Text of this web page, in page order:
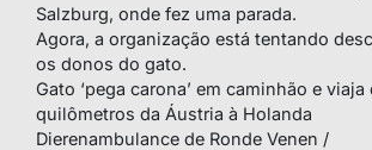
Salzburg, onde fez uma parada.
Agora, a organização está tentando
os donos do gato.
Gato ‘pega carona’ em caminhão e
quilômetros da Áustria à Holanda
Dierenambulance de Ronde Venen /